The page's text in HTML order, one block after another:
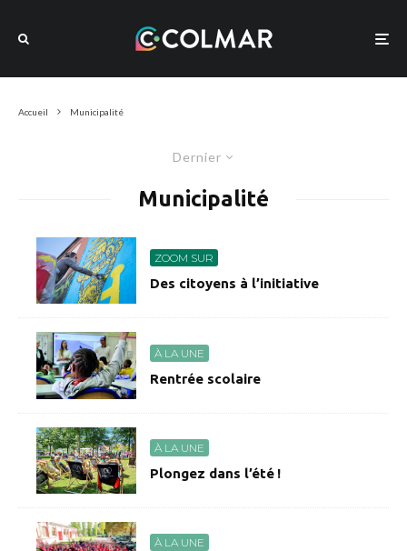
Accueil Municipalité
Dernier
Municipalité
ZOOM SUR
Des citoyens à l’initiative
À LA UNE
Rentrée scolaire
À LA UNE
Plongez dans l’été !
À LA UNE